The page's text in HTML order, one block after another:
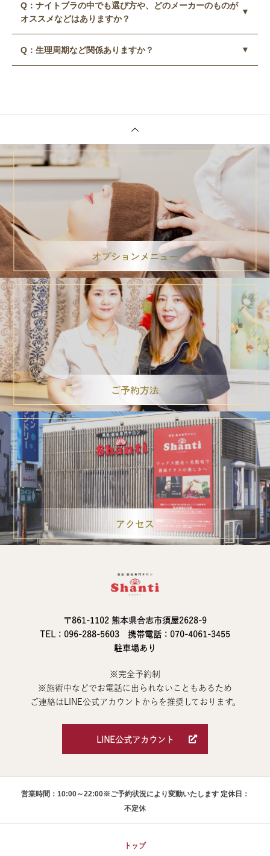
A：基本的にお好きなオイルでいいですが、リンパや血行を
よくするオイルがいいと思います。
Q：ナイトブラの中でも選び方や、
どのメーカーのものが
オススメなどはありますか？
A：基本、ブラは正しいサイズを選ぶことです。ナイトブラ
Q：生理周期など関係ありますか？
オプションメニュー
ご予約方法
アクセス
〒861-1102 熊本県合志市須屋2628-9
TEL：096-288-5603 携帯電話：070-4061-3455
駐車場あり
※完全予約制
※施術中などでお電話に出られないこともあるため
ご連絡はLINE公式アカウントからを推奨しております。
LINE公式アカウント
営業時間：10:00～22:00※ご予約状況により変動いたします 定休日：
不定休
トップ